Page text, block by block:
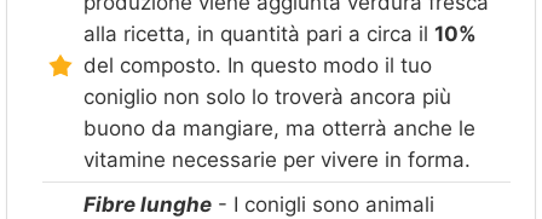
alla ricetta, in quantità pari a circa il10%
del composto. In questo modo il tuo
coniglio non solo lo troverà ancora più
buono da mangiare, ma otterrà anche le
vitamine necessarie per vivere in forma.
Fibre lunghe - I conigli sono animali